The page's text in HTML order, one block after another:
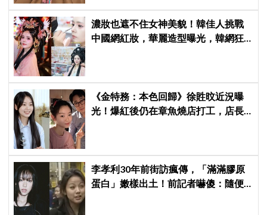
濃妝也遮不住女神美貌！韓佳人挑戰
中國網紅妝，華麗造型曝光，韓網狂
《金特務：本色回歸》徐貹旼近況曝
光！爆紅後仍在章魚燒店打工，店長
李孝利30年前街訪瘋傳，「滿滿膠原
蛋白」嫩樣出土！前記者嚇傻：隨便